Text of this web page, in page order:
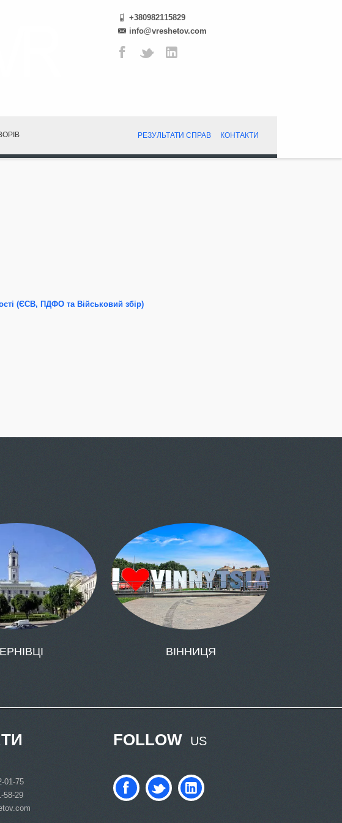
+380982115829
info@vreshetov.com
РЕЗУЛЬТАТИ СПРАВ КОНТАКТИ
(ЄСВ, ПДФО та Військовий збір)
ВІННИЦЯ
01-75
58-29
FOLLOW US